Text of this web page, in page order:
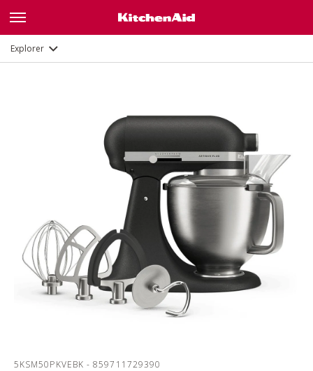
ExplorerDescription
5KSM50PKVEBK- 859711729390